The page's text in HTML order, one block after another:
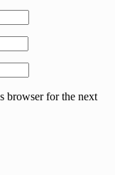
browser for the next